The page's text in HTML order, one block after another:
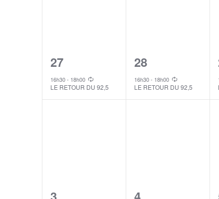
1
event,
27
16h30- 18h00
LE RETOUR DU 92,5
1
event,
28
16h30- 18h00
LE RETOUR DU 92,5
1
1